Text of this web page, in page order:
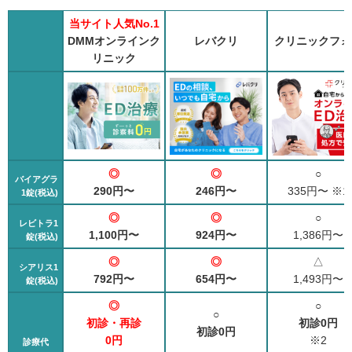
当サイト人気No.1
DMMオンラインク
リニック
レバクリ クリニックフ
バイアグラ
1錠(税込)
◎
290円〜
◎
246円〜
○
335円〜 ※1
レビトラ1
錠(税込)
◎
1,100円〜
◎
924円〜
○
1,386円〜
シアリス1
錠(税込)
◎
792円〜
◎
654円〜
△
1,493円〜
診療代
◎
初診・再診
0円
○
初診0円
○
初診0円
※2